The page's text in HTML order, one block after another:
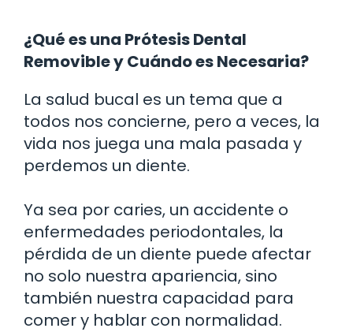
¿Qué es una Prótesis Dental
Removible y Cuándo es Necesaria?
La salud bucal es un tema que a
todos nos concierne, pero a veces, la
vida nos juega una mala pasada y
perdemos un diente.
Ya sea por caries, un accidente o
enfermedades periodontales, la
pérdida de un diente puede afectar
no solo nuestra apariencia, sino
también nuestra capacidad para
comer y hablar con normalidad.